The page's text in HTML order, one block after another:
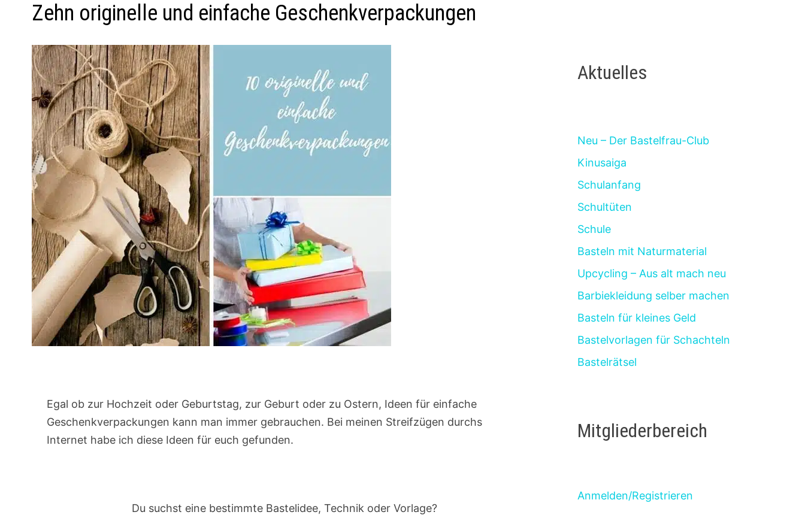
Zehn originelle und einfache Geschenkverpackungen
Egal ob zur Hochzeit oder Geburtstag, zur Geburt oder zu Ostern, Ideen für einfache
Geschenkverpackungen kann man immer gebrauchen. Bei meinen Streifzügen durchs
Internet habe ich diese Ideen für euch gefunden.
Du suchst eine bestimmte Bastelidee, Technik oder Vorlage?
Aktuelles
Neu – Der Bastelfrau-Club
Kinusaiga
Schulanfang
Schultüten
Schule
Basteln mit Naturmaterial
Upcycling – Aus alt mach neu
Barbiekleidung selber machen
Basteln für kleines Geld
Bastelvorlagen für Schachteln
Bastelrätsel
Mitgliederbereich
Anmelden/Registrieren